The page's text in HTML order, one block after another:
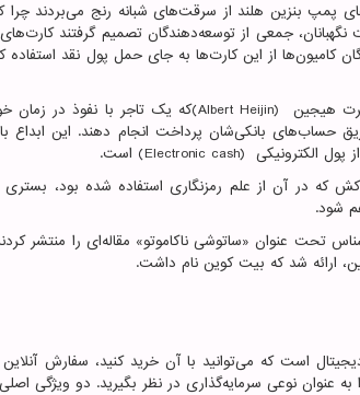
۱۹۸۰، ایستگاه‌های پمپ بنزین هلند از سرقت‌های شبانه رنج
نگهبانان، جمعی از توسعه‌دهندگان تصمیم گرفتند
هیجین (Albert Heijin)که یک تاجر با نفوذ در زمان
حساب‌های بانکی‌شان پرداخت انجام دهند. این ابداع
پول الکترونیکی (Electronic cash) است.
شرکت دیجی‌کش که در آن از علم رمزنگاری استفاده شده بود،
شود.
ناشناس تحت عنوان «ساتوشی ناکاموتو» مقاله‌ای را
ارائه شد که بیت کوین نام داشت.
است که می‌توانید با آن خرید کنید، سفارش‌
عنوان نوعی سرمایه‌گذاری در نظر بگیرید. دو ویژگی